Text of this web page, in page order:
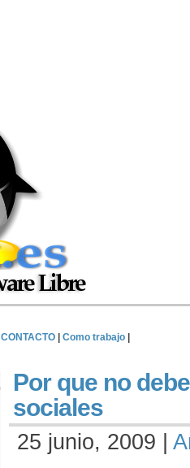
CONTACTO Como trabajo
Por que no
sociales
25 junio, 2009 |